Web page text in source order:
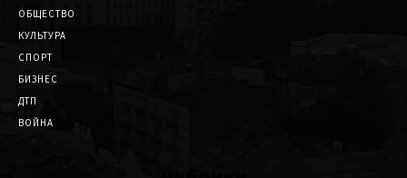
ОБЩЕСТВО
КУЛЬТУРА
СПОРТ
БИЗНЕС
ДТП
ВОЙНА